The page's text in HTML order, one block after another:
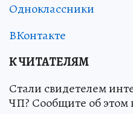
Одноклассники
ВКонтакте
К ЧИТАТЕЛЯМ
Стали свидетелем
ЧП? Сообщите об